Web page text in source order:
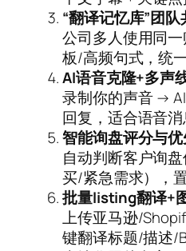
“翻译记忆库”团队
公司多人使用同
板/高频句式，统
AI语音克隆+多声
录制你的声音 →
回复，适合语音消
智能询盘评分与
自动判断客户询
买/紧急需求），
批量listing翻译+
上传亚马逊/
键翻译标题/描述/